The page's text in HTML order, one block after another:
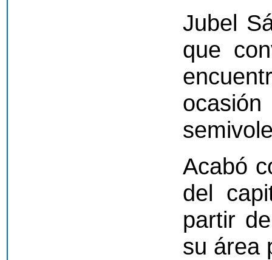
Jubel
que
Acabó
del
partir
su área